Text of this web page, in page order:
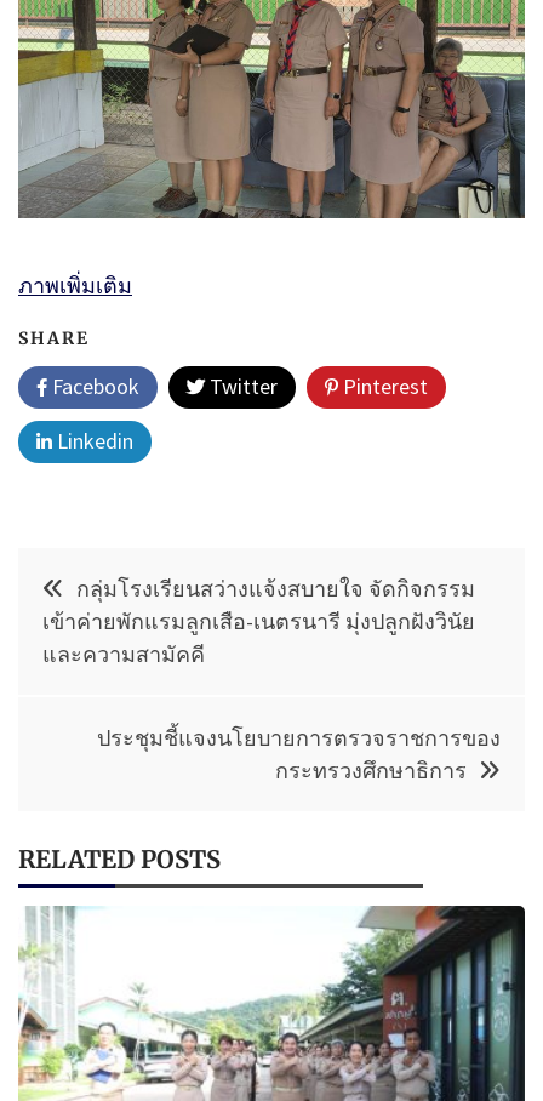
ภาพเพิ่มเติม
SHARE
Facebook Twitter
Pinterest
Linkedin
แนะแนว
เรื่อง
กลุ่มโรงเรียนสว่างแจ้งสบายใจ จัดกิจกรรม
เข้าค่ายพักแรมลูกเสือ-เนตรนารี มุ่งปลูกฝังวินัย
และความสามัคคี
ประชุมชี้แจงนโยบายการตรวจราชการของ
กระทรวงศึกษาธิการ
RELATED POSTS